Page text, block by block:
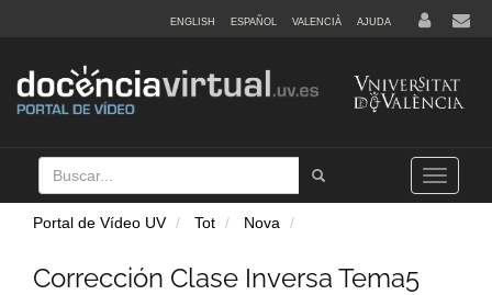
ENGLISH ESPAÑOL VALENCIÀ AJUDA
Buscar
Tramet
Toggle
navigation
Portal de Vídeo UV Tot Nova
Corrección Clase Inversa Tema5